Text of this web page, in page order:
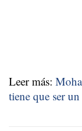
Leer más:
tiene que ser